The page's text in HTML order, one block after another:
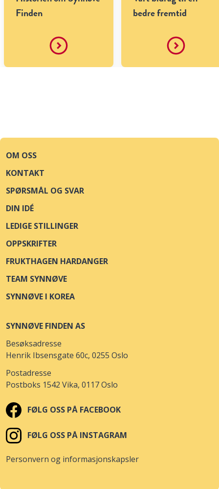
Finden
bedre fremtid
OM OSS
KONTAKT
SPØRSMÅL OG SVAR
DIN IDÉ
LEDIGE STILLINGER
OPPSKRIFTER
FRUKTHAGEN HARDANGER
TEAM SYNNØVE
SYNNØVE I KOREA
SYNNØVE FINDEN AS
Besøksadresse
Henrik Ibsensgate 60c, 0255 Oslo
Postadresse
Postboks 1542 Vika, 0117 Oslo
FØLG OSS PÅ FACEBOOK
FØLG OSS PÅ INSTAGRAM
Personvern og informasjonskapsler